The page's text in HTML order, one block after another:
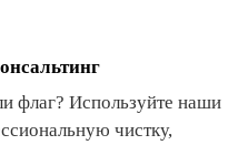
флаг? Используйте наши
чистку,